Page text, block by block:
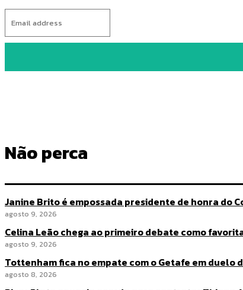
Não perca
Janine Brito é empossada presidente de honra do
agosto 9, 2026
Celina Leão chega ao primeiro debate como
agosto 9, 2026
Tottenham fica no empate com o Getafe em duelo
agosto 8, 2026